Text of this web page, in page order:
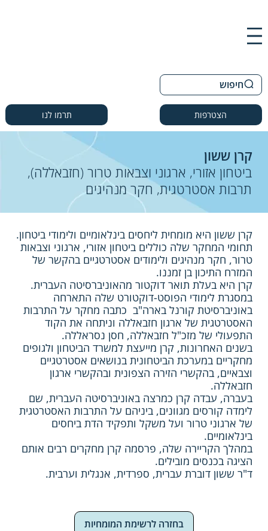
תרמו לנו הצטרפות
חיפוש
קרן ששון
ביטחון אזורי, ארגוני וצבאות טרור (חזבאללה),
תרבות אסטרטגית, חקר מנהיגים
בחזרה לרשימת המומחיות
קרן ששון היא מומחית ליחסים בינלאומיים ולימודי ביטחון.
תחומי המחקר שלה כוללים ביטחון אזורי, ארגוני וצבאות
טרור, חקר מנהיגים ולימודים אסטרטגיים בהקשר של
המזרח התיכון בן זמננו.
קרן היא בעלת תואר דוקטור מהאוניברסיטה העברית.
במסגרת לימודי הפוסט-דוקטורט שלה התארחה
באוניברסיטת קורנל בארה"ב כתבה מחקר על התרבות
האסטרטגית של ארגון חזבאללה וניתחה את הקוד
התפעולי של מזכ"ל חזבאללה, חסן נסראללה.
בשנים האחרונות, קרן מייעצת למשרד הביטחון ולגופים
מחקריים במערכת הביטחונית בנושאים אסטרטגיים
וצבאיים, בהקשרי הזירה הצפונית ובהקשרי ארגון
חזבאללה.
בעברה, עבדה קרן כמרצה באוניברסיטה העברית, שם
לימדה קורסים מגוונים, ביניהם על התרבות האסטרטגית
של ארגוני טרור ועל משקל ותפקיד הדת ביחסים
בינלאומיים.
במהלך הקריירה שלה, פרסמה קרן מחקרים רבים אותם
הציגה בכנסים מובילים.
ד"ר ששון דוברת עברית, ספרדית, אנגלית וערבית.